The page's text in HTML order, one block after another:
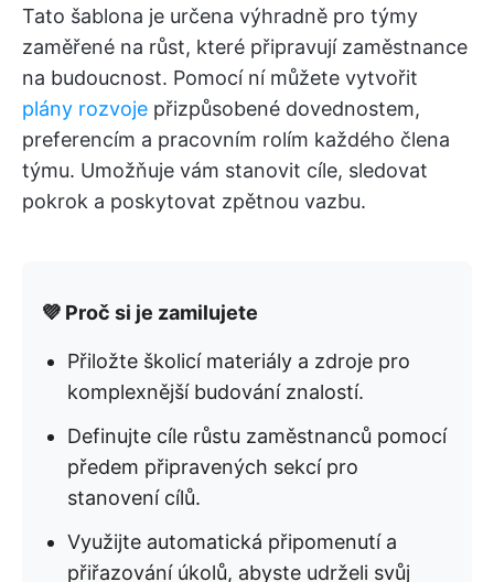
Tato šablona je určena výhradně pro týmy
zaměřené na růst, které připravují zaměstnance
na budoucnost. Pomocí ní můžete vytvořit
plány rozvoje přizpůsobené dovednostem,
preferencím a pracovním rolím každého člena
týmu. Umožňuje vám stanovit cíle, sledovat
pokrok a poskytovat zpětnou vazbu.
💜 Proč si je zamilujete
Přiložte školicí materiály a zdroje pro
komplexnější budování znalostí.
Definujte cíle růstu zaměstnanců pomocí
předem připravených sekcí pro
stanovení cílů.
Využijte automatická připomenutí a
přiřazování úkolů, abyste udrželi svůj